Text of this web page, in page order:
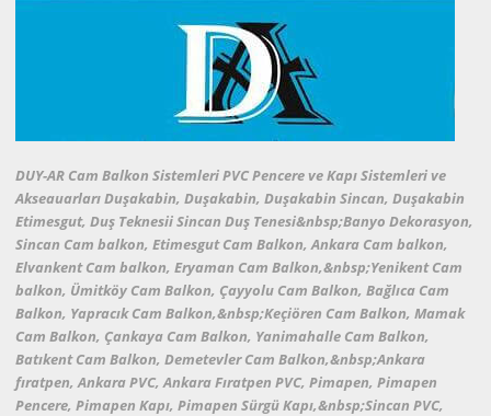
DUY-AR Cam Balkon Sistemleri PVC Pencere ve Kapı Sistemleri ve
Akseauarları Duşakabin, Duşakabin, Duşakabin Sincan, Duşakabin
Etimesgut, Duş Teknesii Sincan Duş Tenesi&nbsp;Banyo Dekorasyon,
Sincan Cam balkon, Etimesgut Cam Balkon, Ankara Cam balkon,
Elvankent Cam balkon, Eryaman Cam Balkon,&nbsp;Yenikent Cam
balkon, Ümitköy Cam Balkon, Çayyolu Cam Balkon, Bağlıca Cam
Balkon, Yapracık Cam Balkon,&nbsp;Keçiören Cam Balkon, Mamak
Cam Balkon, Çankaya Cam Balkon, Yanimahalle Cam Balkon,
Batıkent Cam Balkon, Demetevler Cam Balkon,&nbsp;Ankara
fıratpen, Ankara PVC, Ankara Fıratpen PVC, Pimapen, Pimapen
Pencere, Pimapen Kapı, Pimapen Sürgü Kapı,&nbsp;Sincan PVC,